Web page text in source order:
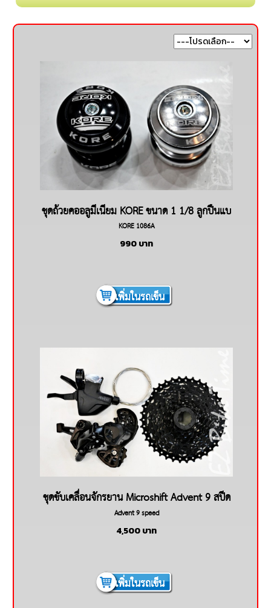
ชุดถ้วยคออลูมีเนียม KORE ขนาด 1 1/8 ลูกปืนแบ
ริ่ง
KORE 1086A
990บาท
เพิ่มในรถเข็น
ชุดขับเคลื่อนจักรยาน Microshift Advent 9 สปีด
Advent 9 speed
4,500บาท
เพิ่มในรถเข็น